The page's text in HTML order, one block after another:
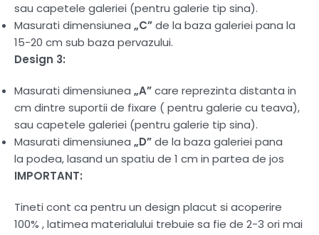
sau capetele galeriei (pentru galerie tip sina).
Masurati dimensiunea „C”de la baza galeriei pana la
15-20 cm sub baza pervazului.
Design 3:
Masurati dimensiunea „A”care reprezinta distanta in
cm dintre suportii de fixare ( pentru galerie cu teava),
sau capetele galeriei (pentru galerie tip sina).
Masurati dimensiunea „D”de la baza galeriei pana
la podea, lasand un spatiu de 1 cm in partea de jos
IMPORTANT:
Tineti cont ca pentru un design placut si acoperire
100% , latimea materialului trebuie sa fie de 2-3 ori mai